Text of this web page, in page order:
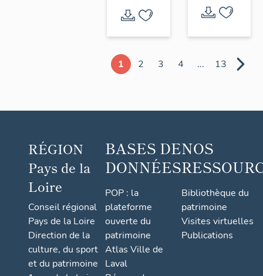
1 2 3 4 ... 13
RÉGION
Pays de la
Loire
Conseil régional
Pays de la Loire
Direction de la
culture, du sport
et du patrimoine
BASES DE
DONNÉES
POP : la
plateforme
ouverte du
patrimoine
Atlas Ville de
Laval
NOS
Bibliothèque du
patrimoine
Visites virtuelles
Publications